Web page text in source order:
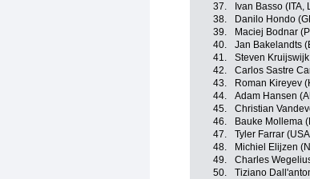
37.
Ivan Basso
38.
Danilo Hondo
39.
Maciej Bodnar
40.
Jan Bakelandts
41.
Steven
42.
Carlos Sastre
43.
Roman Kireyev
44.
Adam Hansen
45.
Christian
46.
Bauke Mollema
47.
Tyler Farrar
48.
Michiel Elijzen
49.
Charles
50.
Tiziano